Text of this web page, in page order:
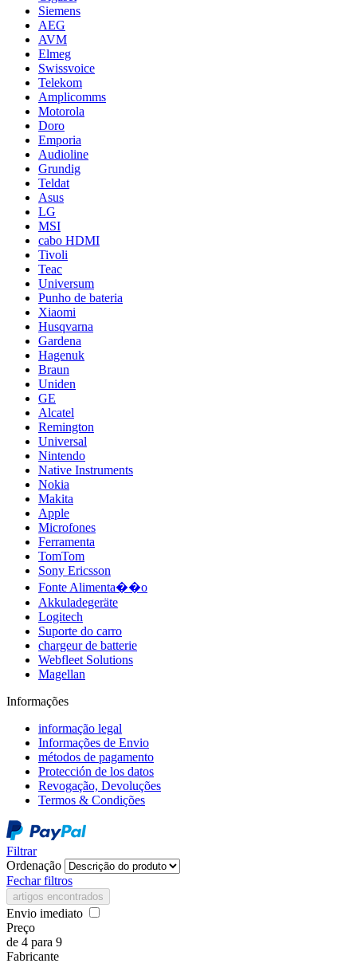
Siemens
AEG
AVM
Elmeg
Swissvoice
Telekom
Amplicomms
Motorola
Doro
Emporia
Audioline
Grundig
Teldat
Asus
LG
MSI
cabo HDMI
Tivoli
Teac
Universum
Punho de bateria
Xiaomi
Husqvarna
Gardena
Hagenuk
Braun
Uniden
GE
Alcatel
Remington
Universal
Nintendo
Native Instruments
Nokia
Makita
Apple
Microfones
Ferramenta
TomTom
Sony Ericsson
Fonte Alimenta��o
Akkuladegeräte
Logitech
Suporte do carro
chargeur de batterie
Webfleet Solutions
Magellan
Informações
informação legal
Informações de Envio
métodos de pagamento
Protección de los datos
Revogação, Devoluções
Termos & Condições
Filtrar
Ordenação
Fechar filtros
artigos encontrados
Envio imediato
Preço
de 4 para 9
Fabricante